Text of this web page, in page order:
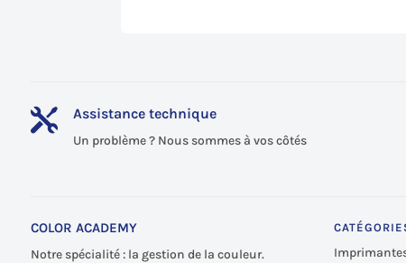
 Assistance technique
Un problème ? Nous sommes à vos côtés
COLOR ACADEMY
Notre spécialité : la gestion de la couleur.